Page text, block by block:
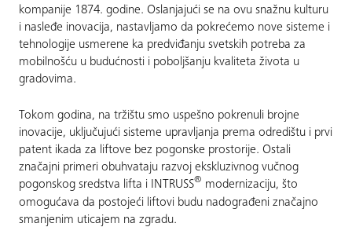
kompanije 1874. godine. Oslanjajući se na ovu snažnu kulturu
i nasleđe inovacija, nastavljamo da pokrećemo nove sisteme i
tehnologije usmerene ka predviđanju svetskih potreba za
mobilnošću u budućnosti i poboljšanju kvaliteta života u
gradovima.
Tokom godina, na tržištu smo uspešno pokrenuli brojne
inovacije, uključujući sisteme upravljanja prema odredištu i prvi
patent ikada za liftove bez pogonske prostorije. Ostali
značajni primeri obuhvataju razvoj ekskluzivnog vučnog
pogonskog sredstva lifta i INTRUSS® modernizaciju, što
omogućava da postojeći liftovi budu nadograđeni značajno
smanjenim uticajem na zgradu.